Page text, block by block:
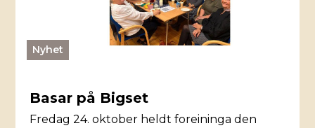
Nyhet
Basar på Bigset
Fredag 24. oktober heldt foreininga den